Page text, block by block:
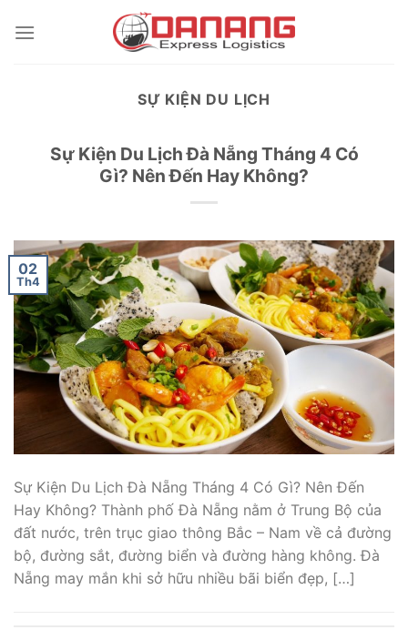
SỰ KIỆN DU LỊCH
Sự Kiện Du Lịch Đà Nẵng Tháng 4 Có
Gì? Nên Đến Hay Không?
02
Th4
Sự Kiện Du Lịch Đà Nẵng Tháng 4 Có Gì? Nên Đến
Hay Không? Thành phố Đà Nẵng nằm ở Trung Bộ của
đất nước, trên trục giao thông Bắc – Nam về cả đường
bộ, đường sắt, đường biển và đường hàng không. Đà
Nẵng may mắn khi sở hữu nhiều bãi biển đẹp, […]